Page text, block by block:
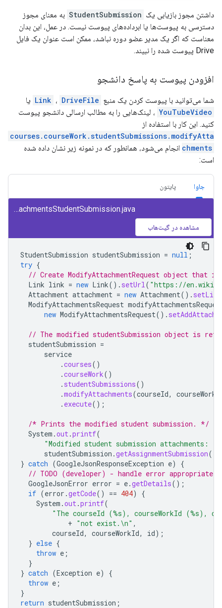
داشتن مجوز بازیابی یک StudentSubmission به معنای مجوز
دسترسی به پیوست‌ها یا ابرداده‌های پیوست نیست. در عمل، این بدان
معناست که اگر یک مدیر عضو دوره نباشد، ممکن است عنوان یک فایل
Drive پیوست شده را نبیند.
افزودن پیوست به پاسخ دانشجو
شما می‌توانید با پیوست کردن یک منبع Link ، DriveFile
یا
YouTubeVideo ، لینک‌هایی را به مطالب ارسالی دانشجو پیوست
کنید. این کار با استفاده از
courses.courseWork.studentSubmissions.modifyAtta
chments انجام می‌شود، همانطور که در نمونه زیر نشان داده شده
است:
جاوا پایتون
class/snippets/src/main/java/ModifyAttachmentsStudentSubmission.java
مشاهده در گیت‌هاب
StudentSubmission studentSubmission = null ;
try {
// Create ModifyAttachmentRequest object that
Link link = new Link(). setUrl( "https://
Attachment attachment = new Attachment(). setLink
ModifyAttachmentsRequest
new ModifyAttachmentsRequest().
// The modified studentSubmission object is
studentSubmission =
service
.courses()
.courseWork()
. studentSubmissions()
.modifyAttachments(courseId,
. execute();
/* Prints the modified student submission. */
System .out.printf(
"Modified student submission attachments:
studentSubmission .getAssignmentSubmission().
} catch (GoogleJsonResponseException e)
{
// TODO (developer) - handle error appropriately
GoogleJsonError error = e.getDetails();
if (error .getCode() == 404)
{
System .out.printf(
"The courseId (%s), courseWorkId (%s),
+ "not exist.\n" ,
courseId, courseWorkId, id);
} else {
throw e ;
}
} catch (Exception e)
{
throw e ;
}
return studentSubmission ;